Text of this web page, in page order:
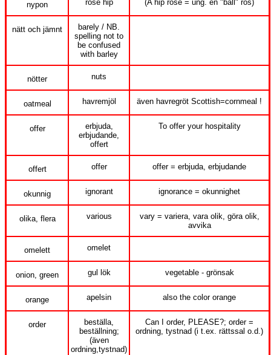
nypon rose hip (A hip rose = ung. en "ball" ros)
nätt och jämnt
barely / NB.
spelling not to
be confused
with barley
nötter nuts
oatmeal havremjöl även havregröt Scottish=cornmeal !
offer
erbjuda,
erbjudande,
offert
To offer your hospitality
offert offer offer = erbjuda, erbjudande
okunnig ignorant ignorance = okunnighet
olika, flera various
vary = variera, vara olik, göra olik,
avvika
omelett omelet
onion, green gul lök vegetable - grönsak
orange apelsin also the color orange
order
beställa,
beställning;
(även
ordning,tystnad)
Can I order, PLEASE?; order =
ordning, tystnad (i t.ex. rättssal o.d.)